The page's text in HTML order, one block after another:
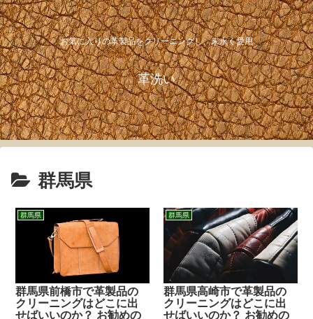
お気に入りの革製品をクリーニングし、末永く愛用
革洗い
群馬県
群馬県
群馬県前橋市で革製品の
クリーニングはどこに出
せばいいのか？ お勧めの
群馬県
群馬県高崎市で革製品の
クリーニングはどこに出
せばいいのか？ お勧めの